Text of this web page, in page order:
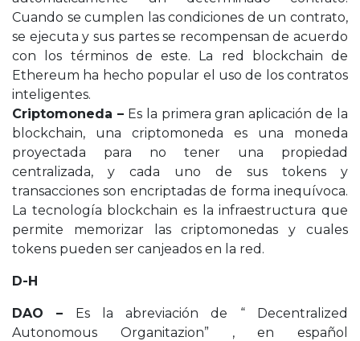
Cuando se cumplen las condiciones de un contrato,
se ejecuta y sus partes se recompensan de acuerdo
con los términos de este. La red blockchain de
Ethereum ha hecho popular el uso de los contratos
inteligentes.
Criptomoneda –Es la primera gran aplicación de la
blockchain, una criptomoneda es una moneda
proyectada para no tener una propiedad
centralizada, y cada uno de sus tokens y
transacciones son encriptadas de forma inequívoca.
La tecnología blockchain es la infraestructura que
permite memorizar las criptomonedas y cuales
tokens pueden ser canjeados en la red.
D-H
DAO – Es la abreviación de “ Decentralized
Autonomous Organitazion” , en español